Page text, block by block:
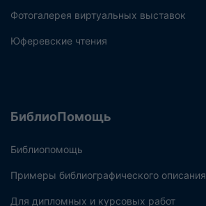
Фотогалерея виртуальных выставок
Юферевские чтения
БиблиоПомощь
Библиопомощь
Примеры библиографического описания
Для дипломных и курсовых работ